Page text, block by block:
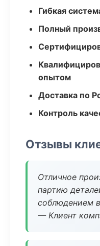
Гибкая
Полный
опытом
Доставка по
Контроль
Отзывы
Отличное
партию
соблюдением
— Клиент